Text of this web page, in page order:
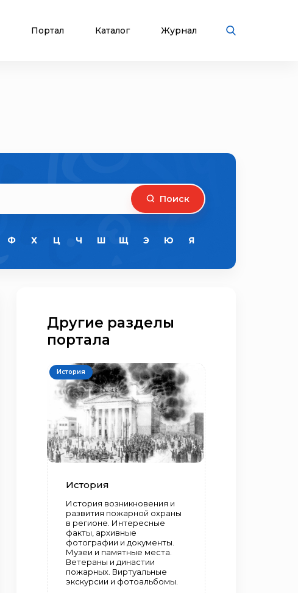
Портал Каталог Журнал
Поиск
Ф Х Ц Ч Ш Щ Э Ю Я
Другие разделы
портала
История
История
История возникновения и
развития пожарной охраны
в регионе. Интересные
факты, архивные
фотографии и документы.
Музеи и памятные места.
Ветераны и династии
пожарных. Виртуальные
экскурсии и фотоальбомы.